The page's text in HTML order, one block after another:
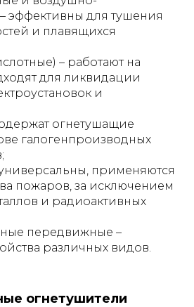
эффективны для тушения
и плавящихся
– работают на
для ликвидации
и
огнетушащие
галогенпроизводных
применяются
пожаров, за исключением
и радиоактивных
передвижные –
различных видов.
огнетушители